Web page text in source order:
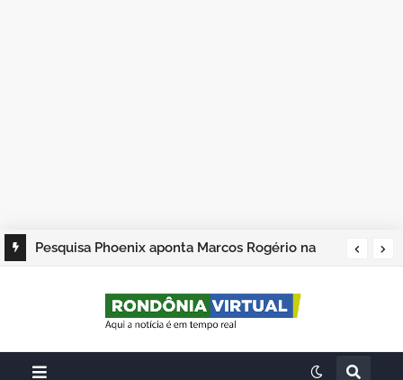
Pesquisa Phoenix aponta Marcos Rogério na
Samuel Costa completam os quatro primeiros